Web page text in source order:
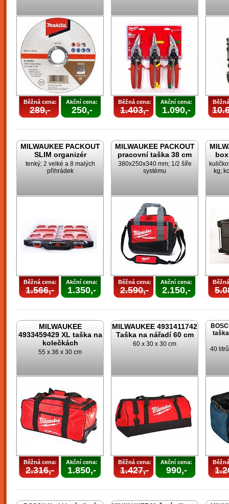
Běžná cena:
289,-
Akční cena:
250,-
Běžná cena:
1.403,-
Akční cena:
1.090,-
MILWAUKEE PACKOUT
SLIM organizér
tenký; 2 velké a 8 malých
přihrádek
Běžná cena:
1.566,-
Akční cena:
1.350,-
MILWAUKEE PACKOUT
pracovní taška 38 cm
380x250x340 mm; 1/2 šíře
systému
Běžná cena:
2.590,-
Akční cena:
2.150,-
kg;
MILWAUKEE
4933459429 XL taška na
kolečkách
55 x 36 x 30 cm
Běžná cena:
2.316,-
Akční cena:
1.850,-
MILWAUKEE 4931411742
Taška na nářadí 60 cm
60 x 30 x 30 cm
Běžná cena:
1.427,-
Akční cena:
990,-
40